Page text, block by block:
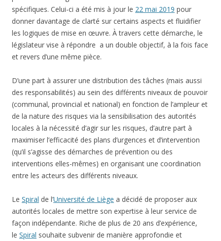
spécifiques. Celui-ci a été mis à jour le 22 mai 2019 pour
donner davantage de clarté sur certains aspects et fluidifier
les logiques de mise en œuvre. À travers cette démarche, le
législateur vise à répondre a un double objectif, à la fois face
et revers d’une même pièce.
D’une part à assurer une distribution des tâches (mais aussi
des responsabilités) au sein des différents niveaux de pouvoir
(communal, provincial et national) en fonction de l’ampleur et
de la nature des risques via la sensibilisation des autorités
locales à la nécessité d’agir sur les risques, d’autre part à
maximiser l’efficacité des plans d’urgences et d’intervention
(qu’il s’agisse des démarches de prévention ou des
interventions elles-mêmes) en organisant une coordination
entre les acteurs des différents niveaux.
Le Spiral de l’Université de Liège a décidé de proposer aux
autorités locales de mettre son expertise à leur service de
façon indépendante. Riche de plus de 20 ans d’expérience,
le Spiral souhaite subvenir de manière approfondie et